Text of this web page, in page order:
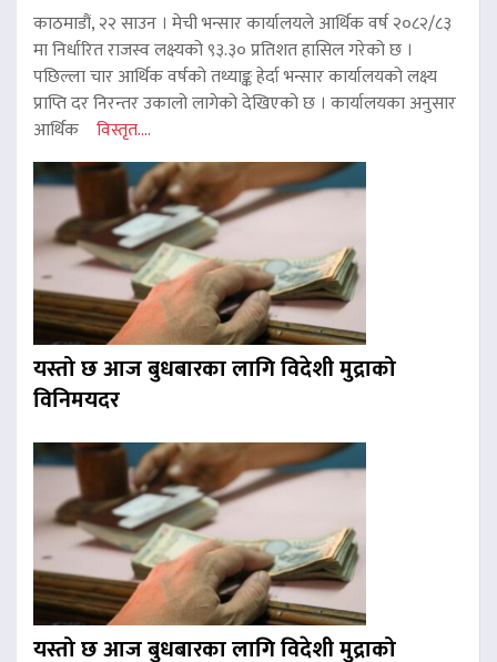
काठमाडौं, २२ साउन । मेची भन्सार कार्यालयले आर्थिक वर्ष २०८२/८३
मा निर्धारित राजस्व लक्ष्यको ९३.३० प्रतिशत हासिल गरेको छ ।
पछिल्ला चार आर्थिक वर्षको तथ्याङ्क हेर्दा भन्सार कार्यालयको लक्ष्य
प्राप्ति दर निरन्तर उकालो लागेको देखिएको छ । कार्यालयका अनुसार
आर्थिक विस्तृत....
यस्तो छ आज बुधबारका लागि विदेशी मुद्राको
विनिमयदर
यस्तो छ आज बुधबारका लागि विदेशी मुद्राको